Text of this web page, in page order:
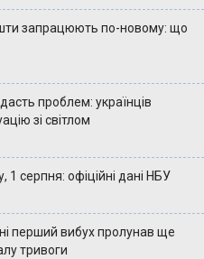
запрацюють по-новому: що
проблем: українців
зі світлом
1 серпня: офіційні дані НБУ
перший вибух пролунав ще
тривоги